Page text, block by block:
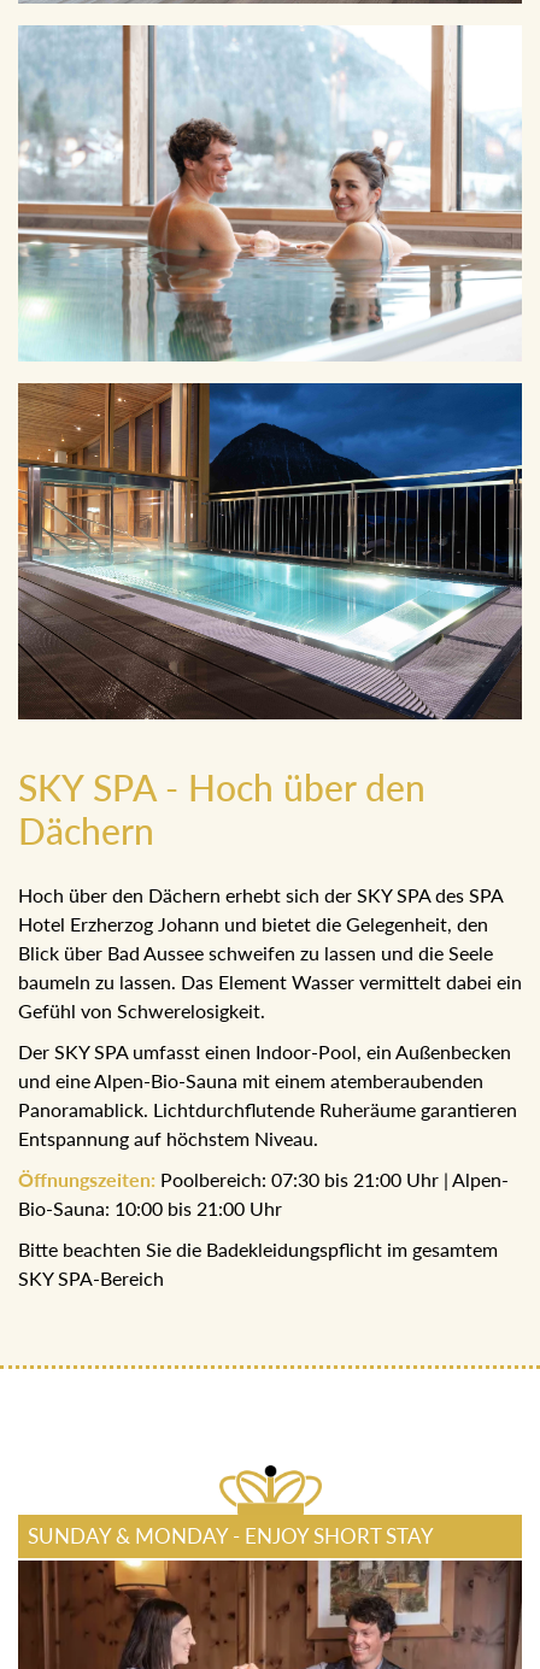
SKY SPA - Hoch über den
Dächern
Hoch über den Dächern erhebt sich der SKY SPA des SPA
Hotel Erzherzog Johann und bietet die Gelegenheit, den
Blick über Bad Aussee schweifen zu lassen und die Seele
baumeln zu lassen. Das Element Wasser vermittelt dabei
ein Gefühl von Schwerelosigkeit.
Der SKY SPA umfasst einen Indoor-Pool, ein
Außenbecken und eine Alpen-Bio-Sauna mit einem
atemberaubenden Panoramablick. Lichtdurchflutende
Ruheräume garantieren Entspannung auf höchstem
Niveau.
Öffnungszeiten: Poolbereich: 07:30 bis 21:00 Uhr | Alpen-
Bio-Sauna: 10:00 bis 21:00 Uhr
Bitte beachten Sie die Badekleidungspflicht im gesamtem
SUNDAY & MONDAY - ENJOY SHORT STAY